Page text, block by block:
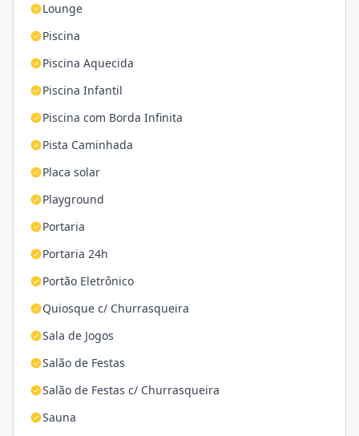
Lounge
Piscina
Piscina Aquecida
Piscina Infantil
Piscina com Borda Infinita
Pista Caminhada
Placa solar
Playground
Portaria
Portaria 24h
Portão Eletrônico
Quiosque c/ Churrasqueira
Sala de Jogos
Salão de Festas
Salão de Festas c/ Churrasqueira
Sauna